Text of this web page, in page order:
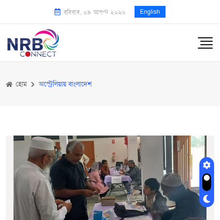
রবিবার, ০৯ আগস্ট ২০২৬ English
হোম অস্ট্রেলিয়ায় বাংলাদেশ